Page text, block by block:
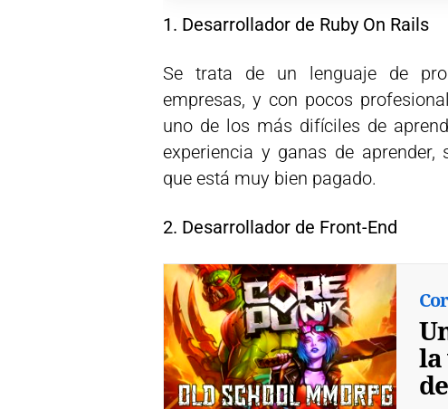
1. Desarrollador de Ruby On Rails
Se trata de un lenguaje de
empresas, y con pocos
uno de los más difíciles de
experiencia y ganas de
que está muy bien pagado.
2. Desarrollador de Front-End
la